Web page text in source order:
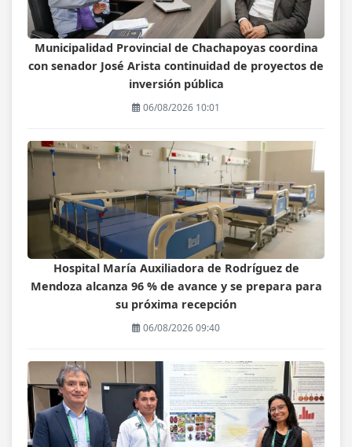
Municipalidad Provincial de Chachapoyas coordina
con senador José Arista continuidad de proyectos de
inversión pública
06/08/2026 10:01
Hospital María Auxiliadora de Rodríguez de
Mendoza alcanza 96 % de avance y se prepara para
su próxima recepción
06/08/2026 09:40